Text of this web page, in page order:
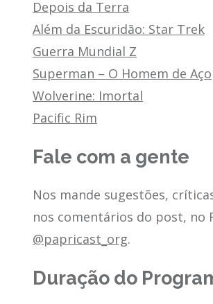
Depois da Terra
Além da Escuridão: Star Trek
Guerra Mundial Z
Superman – O Homem de Aço
Wolverine: Imortal
Pacific Rim
Fale com a gente
Nos mande sugestões,
nos comentários do post, no
@papricast_org.
Duração do